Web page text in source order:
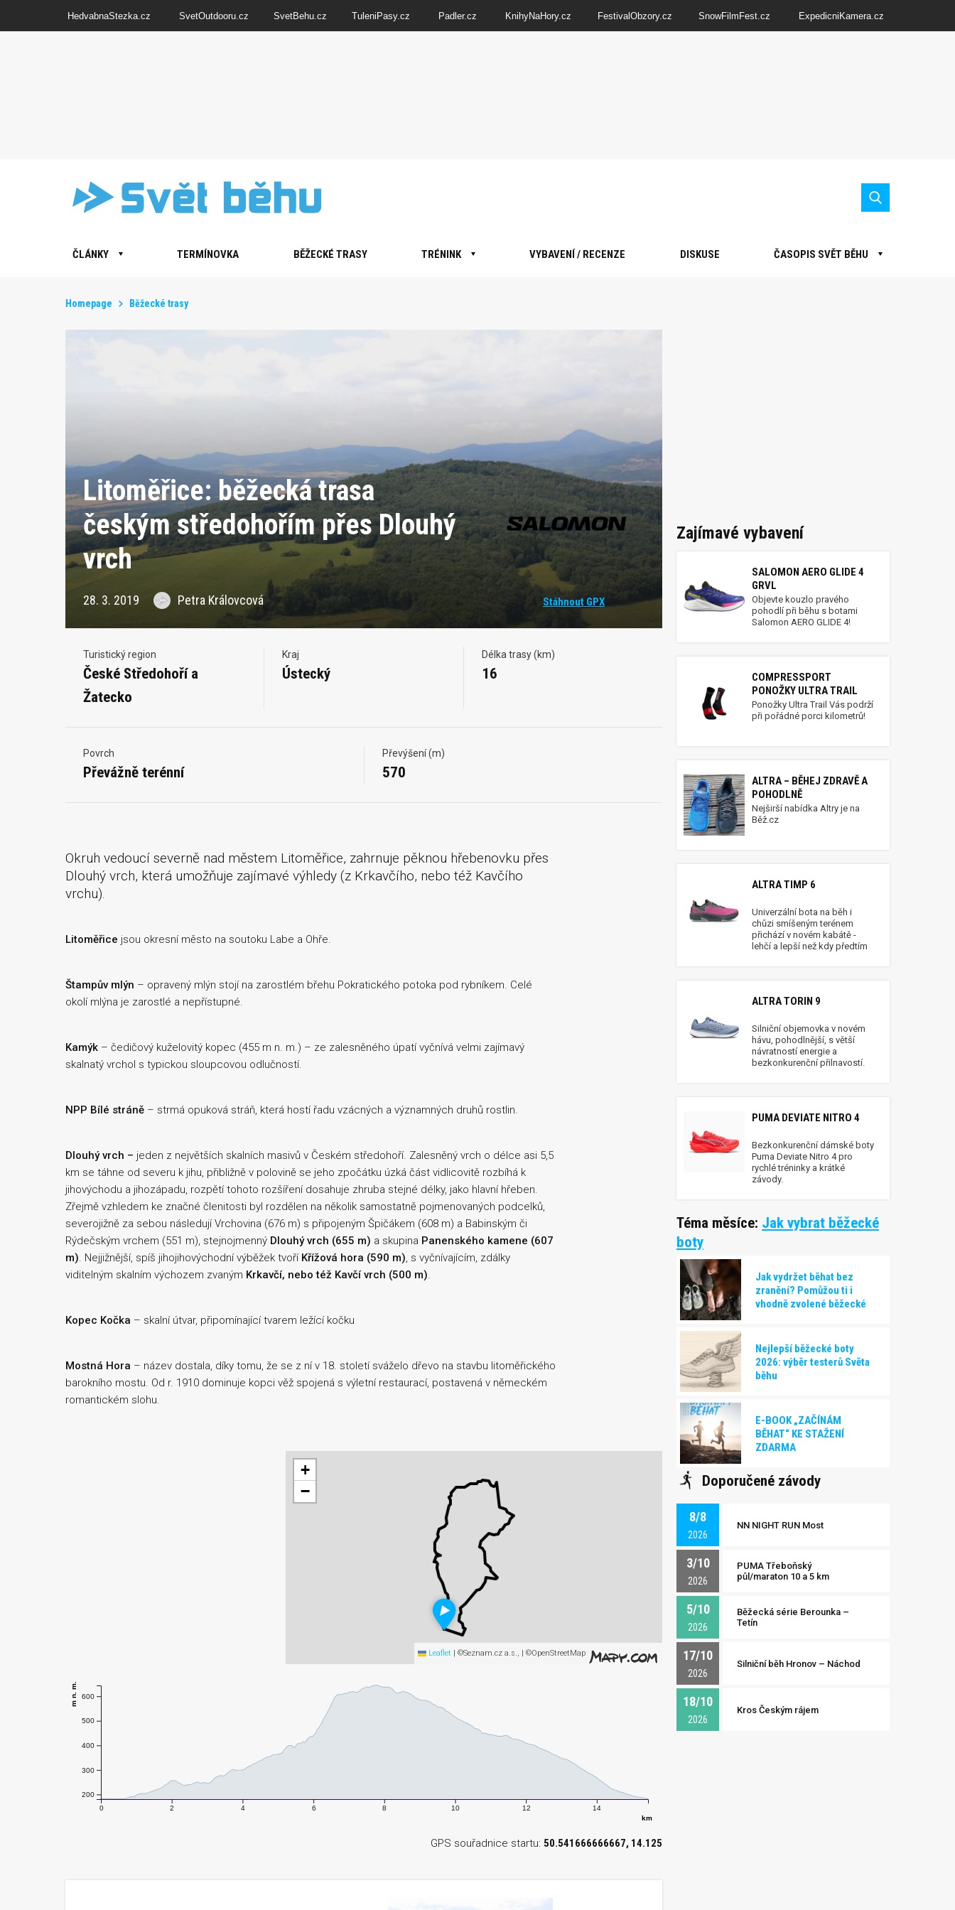
HedvabnaStezka.cz SvetOutdooru.cz SvetBehu.cz TuleniPasy.cz Padler.cz KnihyNaHory.cz FestivalObzory.cz SnowFilmFest.cz ExpedicniKamera.cz
ČLÁNKY TERMÍNOVKA BĚŽECKÉ TRASY TRÉNINK VYBAVENÍ / RECENZE DISKUSE ČASOPIS SVĚT BĚHU
Homepage Běžecké trasy
Litoměřice: běžecká trasa
českým středohořím přes Dlouhý
vrch
28. 3. 2019 Petra Královcová Stáhnout GPX
Turistický region
České Středohoří a
Žatecko
Kraj
Ústecký
Délka trasy (km)
16
Povrch
Převážně terénní
Převýšení (m)
570
Okruh vedoucí severně nad městem Litoměřice, zahrnuje pěknou hřebenovku přes
Dlouhý vrch, která umožňuje zajímavé výhledy (z Krkavčího, nebo též Kavčího
vrchu).
Litoměřice jsou okresní město na soutoku Labe a Ohře.
Štampův mlýn – opravený mlýn stojí na zarostlém břehu Pokratického potoka pod rybníkem. Celé
okolí mlýna je zarostlé a nepřístupné.
Kamýk – čedičový kuželovitý kopec (455 m n. m.) – ze zalesněného úpatí vyčnívá velmi zajímavý
skalnatý vrchol s typickou sloupcovou odlučností.
NPP Bílé stráně – strmá opuková stráň, která hostí řadu vzácných a významných druhů rostlin.
Dlouhý vrch – jeden z největších skalních masivů v Českém středohoří. Zalesněný vrch o délce asi 5,5
km se táhne od severu k jihu, přibližně v polovině se jeho zpočátku úzká část vidlicovitě rozbíhá k
jihovýchodu a jihozápadu, rozpětí tohoto rozšíření dosahuje zhruba stejné délky, jako hlavní hřeben.
Zřejmě vzhledem ke značné členitosti byl rozdělen na několik samostatně pojmenovaných podcelků,
severojižně za sebou následují Vrchovina (676 m) s připojeným Špičákem (608 m) a Babinským či
Rýdečským vrchem (551 m), stejnojmenný Dlouhý vrch (655 m) a skupina Panenského kamene (607
m). Nejjižnější, spíš jihojihovýchodní výběžek tvoří Křížová hora (590 m), s vyčnívajícím, zdálky
viditelným skalním výchozem zvaným Krkavčí, nebo též Kavčí vrch (500 m).
Kopec Kočka – skalní útvar, připomínající tvarem ležící kočku
Mostná Hora – název dostala, díky tomu, že se z ní v 18. století sváželo dřevo na stavbu litoměřického
barokního mostu. Od r. 1910 dominuje kopci věž spojená s výletní restaurací, postavená v německém
romantickém slohu.
+
−
Leaflet | ©Seznam.cz a.s., | ©OpenStreetMap
0 2 4 6 8 10 12 14
km
200
300
400
500
600
m n. m.
GPS souřadnice startu: 50.541666666667, 14.125
Zajímavé vybavení
SALOMON AERO GLIDE 4
GRVL
Objevte kouzlo pravého
pohodlí při běhu s botami
Salomon AERO GLIDE 4!
COMPRESSPORT
PONOŽKY ULTRA TRAIL
Ponožky Ultra Trail Vás podrží
při pořádné porci kilometrů!
ALTRA – BĚHEJ ZDRAVĚ A
POHODLNĚ
Nejširší nabídka Altry je na
Běž.cz
ALTRA TIMP 6
Univerzální bota na běh i
chůzi smíšeným terénem
přichází v novém kabátě -
lehčí a lepší než kdy předtím
ALTRA TORIN 9
Silniční objemovka v novém
hávu, pohodlnější, s větší
návratností energie a
bezkonkurenční přilnavostí.
PUMA DEVIATE NITRO 4
Bezkonkurenční dámské boty
Puma Deviate Nitro 4 pro
rychlé tréninky a krátké
závody.
Téma měsíce: Jak vybrat běžecké
boty
Jak vydržet běhat bez
zranění? Pomůžou ti i
vhodně zvolené běžecké
Nejlepší běžecké boty
2026: výběr testerů Světa
běhu
E-BOOK „ZAČÍNÁM
BĚHAT“ KE STAŽENÍ
ZDARMA
Doporučené závody
8/8
2026
NN NIGHT RUN Most
3/10
2026
PUMA Třeboňský
půl/maraton 10 a 5 km
5/10
2026
Běžecká série Berounka –
Tetín
17/10
2026
Silniční běh Hronov – Náchod
18/10
2026
Kros Českým rájem